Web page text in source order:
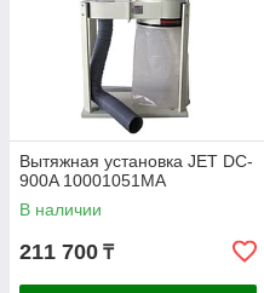
Вытяжная установка JET DC-
900A 10001051MA
В наличии
211 700 ₸